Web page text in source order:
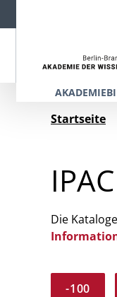
Startseite
Die
-100